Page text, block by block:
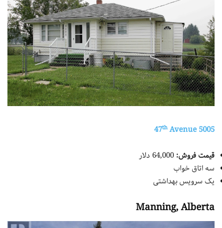
5005 47
thAvenue
قیمت فروش:
سه اتاق خواب
یک سرویس بهداشتی
Manning, Alberta